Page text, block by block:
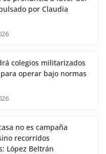
por Claudia
colegios militarizados
operar bajo normas
no es campaña
recorridos
López Beltrán